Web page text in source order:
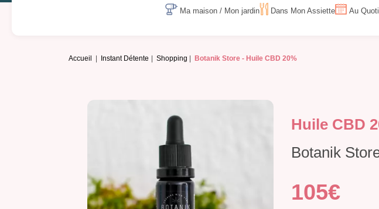
Ma maison / Mon jardin Dans Mon Assiette Au
Accueil Instant Détente Shopping Botanik Store - Huile CBD 20%
Huile CBD
Botanik
105€